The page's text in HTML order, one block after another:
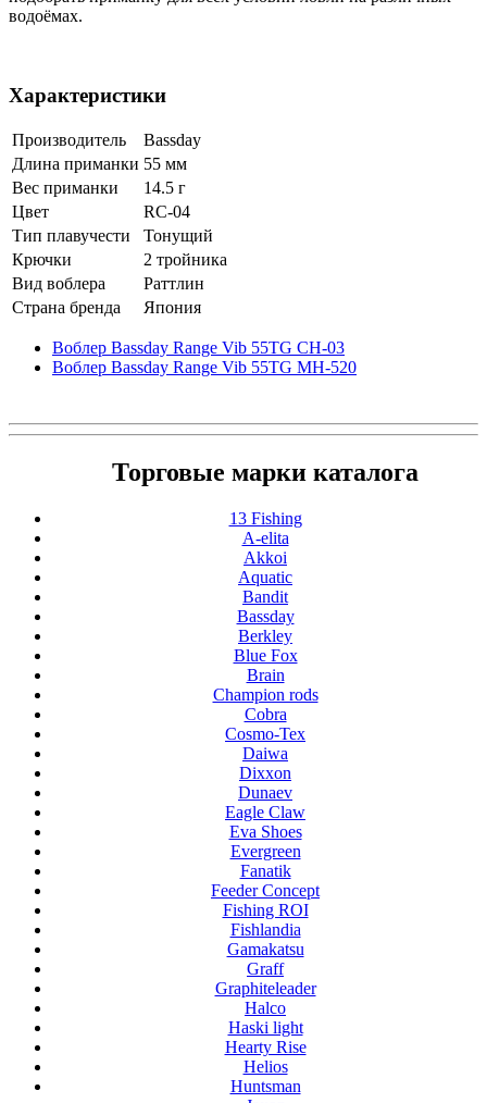
водоёмах.
Характеристики
Производитель
Bassday
Длина приманки 55 мм
Вес приманки
14.5 г
Цвет
RC-04
Тип плавучести
Тонущий
Крючки
2 тройника
Вид воблера
Раттлин
Страна бренда
Япония
Воблер Bassday Range Vib 55TG CH-03
Воблер Bassday Range Vib 55TG MH-520
Торговые марки каталога
13 Fishing
A-elita
Akkoi
Aquatic
Bandit
Bassday
Berkley
Blue Fox
Brain
Champion rods
Cobra
Cosmo-Tex
Daiwa
Dixxon
Dunaev
Eagle Claw
Eva Shoes
Evergreen
Fanatik
Feeder Concept
Fishing ROI
Fishlandia
Gamakatsu
Graff
Graphiteleader
Halco
Haski light
Hearty Rise
Helios
Huntsman